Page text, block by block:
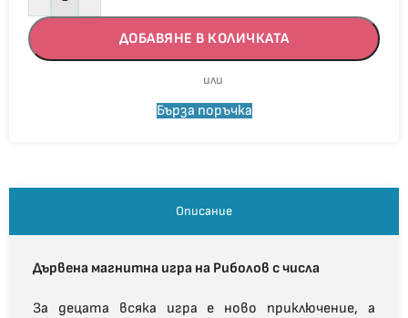
ДОБАВЯНЕ В КОЛИЧКАТА
Бърза поръчка
Описание
Дървена магнитна игра на Риболов с числа
За децата всяка игра е ново приключение, а